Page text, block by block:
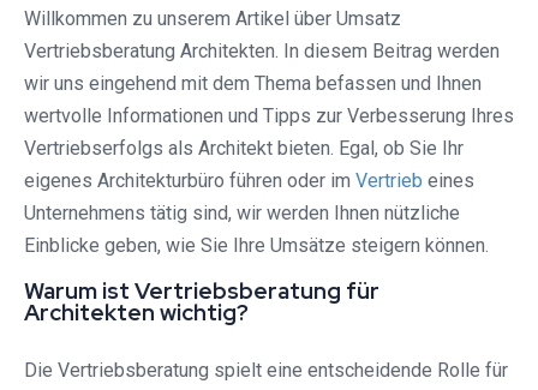
Willkommen zu unserem Artikel über Umsatz
Vertriebsberatung Architekten. In diesem Beitrag werden
wir uns eingehend mit dem Thema befassen und Ihnen
wertvolle Informationen und Tipps zur Verbesserung Ihres
Vertriebserfolgs als Architekt bieten. Egal, ob Sie Ihr
eigenes Architekturbüro führen oder im Vertrieb eines
Unternehmens tätig sind, wir werden Ihnen nützliche
Einblicke geben, wie Sie Ihre Umsätze steigern können.
Warum ist Vertriebsberatung für
Architekten wichtig?
Die Vertriebsberatung spielt eine entscheidende Rolle für